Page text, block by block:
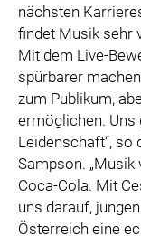
nächsten
findet Musik sehr
Mit dem Live-
spürbarer
zum Publikum,
ermöglichen. Uns
Leidenschaft“, so
Sampson.
Coca-Cola. Mit
uns darauf,
Österreich eine